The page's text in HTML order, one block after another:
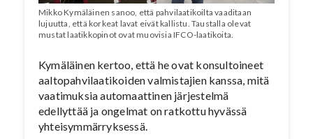
Mikko Kymäläinen sanoo, että pahvilaatikoilta vaaditaan
lujuutta, että korkeat lavat eivät kallistu. Taustalla olevat
mustat laatikkopinot ovat muovisia IFCO-laatikoita.
Kymäläinen kertoo, että he ovat konsultoineet
aaltopahvilaatikoiden valmistajien kanssa, mitä
vaatimuksia automaattinen järjestelmä
edellyttää ja ongelmat on ratkottu hyvässä
yhteisymmärryksessä.